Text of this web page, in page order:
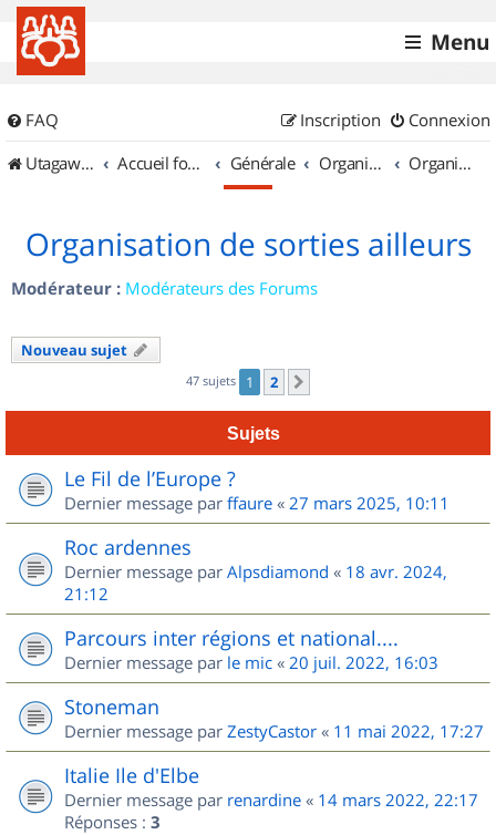
Menu
FAQ Connexion
Inscription
UtagawaVTT (Randos VTT et VTTAE avec traces GPS)
Accueil forum Générale Organisation de sorties & Recherche de partenaires Organisation de sorties ailleurs
Organisation de sorties ailleurs
Modérateur : Modérateurs des Forums
Nouveau sujet
47 sujets 1 2
Sujets
Le Fil de l’Europe ?
Dernier message par ffaure « 27 mars 2025, 10:11
Roc ardennes
Dernier message par Alpsdiamond « 18 avr. 2024,
21:12
Parcours inter régions et national....
Dernier message par le mic « 20 juil. 2022, 16:03
Stoneman
Dernier message par ZestyCastor « 11 mai 2022, 17:27
Italie Ile d'Elbe
Dernier message par renardine « 14 mars 2022, 22:17
Réponses : 3